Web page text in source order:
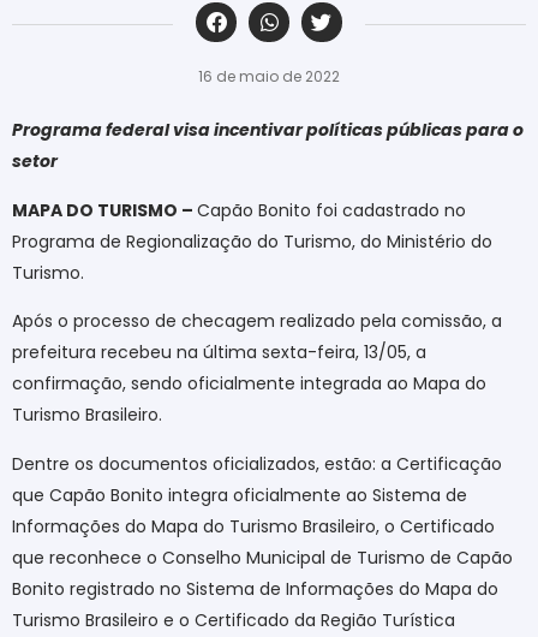
‎ ‎ ‎ ‎ ‎ ‎ ‎ ‎ ‎ ‎ ‎ ‎ ‎ ‎ ‎ ‎ ‎ ‎ ‎ ‎ ‎ ‎ ‎ ‎ ‎ ‎ ‎ ‎ ‎ ‎ ‎
16 de maio de 2022
Programa federal visa incentivar políticas públicas para o
setor
MAPA DO TURISMO – Capão Bonito foi cadastrado no
Programa de Regionalização do Turismo, do Ministério do
Turismo.
Após o processo de checagem realizado pela comissão, a
prefeitura recebeu na última sexta-feira, 13/05, a
confirmação, sendo oficialmente integrada ao Mapa do
Turismo Brasileiro.
Dentre os documentos oficializados, estão: a Certificação
que Capão Bonito integra oficialmente ao Sistema de
Informações do Mapa do Turismo Brasileiro, o Certificado
que reconhece o Conselho Municipal de Turismo de Capão
Bonito registrado no Sistema de Informações do Mapa do
Turismo Brasileiro e o Certificado da Região Turística